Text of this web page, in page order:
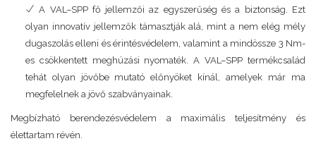
A VAL–SPP fő jellemzői az egyszerűség és a biztonság. Ezt
olyan innovatív jellemzők támasztják alá, mint a nem elég mély
dugaszolás elleni és érintésvédelem, valamint a mindössze 3 Nm-
es csökkentett meghúzási nyomaték. A VAL–SPP termékcsalád
tehát olyan jövőbe mutató előnyöket kínál, amelyek már ma
megfelelnek a jövő szabványainak.
Megbízható berendezésvédelem a maximális teljesítmény és
élettartam révén.